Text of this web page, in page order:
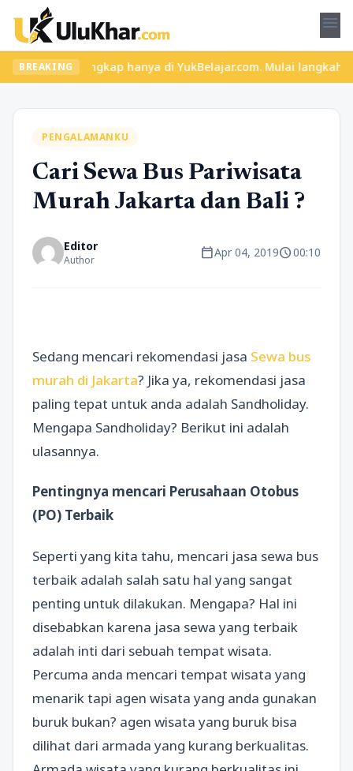
menu
BREAKING
hanya di YukBelajar.com. Mulai langkah suksesmu
PENGALAMANKU
Cari Sewa Bus Pariwisata
Murah Jakarta dan Bali ?
Editor
Author calendar_todayApr 04, 2019schedule00:10
Sedang mencari rekomendasi jasa Sewa bus
murah di Jakarta? Jika ya, rekomendasi jasa
paling tepat untuk anda adalah Sandholiday.
Mengapa Sandholiday? Berikut ini adalah
ulasannya.
Pentingnya mencari Perusahaan Otobus
(PO) Terbaik
Seperti yang kita tahu, mencari jasa sewa bus
terbaik adalah salah satu hal yang sangat
penting untuk dilakukan. Mengapa? Hal ini
disebabkan karena jasa sewa yang terbaik
adalah inti dari sebuah tempat wisata.
Percuma anda mencari tempat wisata yang
menarik tapi agen wisata yang anda gunakan
buruk bukan? agen wisata yang buruk bisa
dilihat dari armada yang kurang berkualitas.